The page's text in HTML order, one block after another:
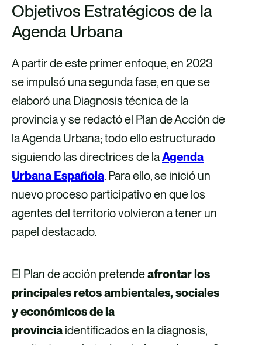
Objetivos Estratégicos de la
Agenda Urbana
A partir de este primer enfoque, en 2023
se impulsó una segunda fase, en que se
elaboró una Diagnosis técnica de la
provincia y se redactó el Plan de Acción de
la Agenda Urbana; todo ello estructurado
siguiendo las directrices de laAgenda
Urbana Española. Para ello, se inició un
nuevo proceso participativo en que los
agentes del territorio volvieron a tener un
papel destacado.
El Plan de acción pretendeafrontar los
principales retos ambientales, sociales
y económicos de la
provincia identificados en la diagnosis,